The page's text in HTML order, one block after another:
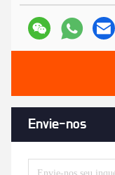
Envie-nos